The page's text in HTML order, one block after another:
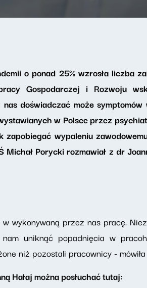
o ponad 25% wzrosła liczba
Gospodarczej i Rozwoju
doświadczać może
w Polsce przez
zapobiegać wypaleniu
Michał Porycki rozmawiał z dr
wykonywaną przez nas pracę.
uniknąć popadnięcia w
niż pozostali pracownicy - mówiła
Hałaj można posłuchać tutaj: